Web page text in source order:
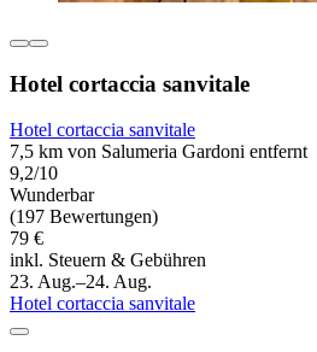
Hotel cortaccia sanvitale
Hotel cortaccia sanvitale
7,5 km von Salumeria Gardoni entfernt
9,2/10
Wunderbar
(197 Bewertungen)
79 €
inkl. Steuern & Gebühren
23. Aug.–24. Aug.
Hotel cortaccia sanvitale